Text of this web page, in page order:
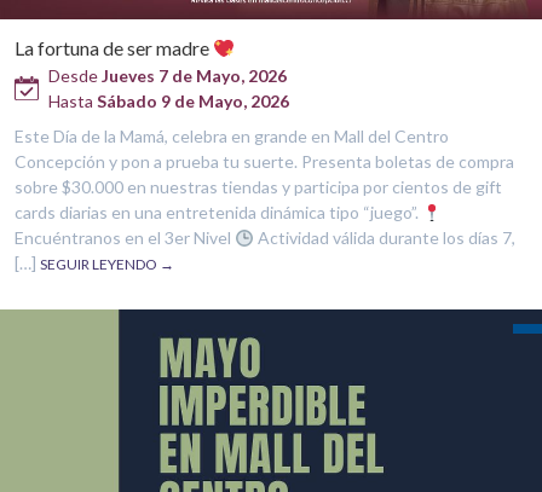
La fortuna de ser madre
DesdeJueves 7 de Mayo, 2026
Hasta Sábado 9 de Mayo, 2026
Este Día de la Mamá, celebra en grande en Mall del Centro
Concepción y pon a prueba tu suerte. Presenta boletas de compra
sobre $30.000 en nuestras tiendas y participa por cientos de gift
cards diarias en una entretenida dinámica tipo “juego”.
Encuéntranos en el 3er Nivel
Actividad válida durante los días 7,
[…] SEGUIR LEYENDO →